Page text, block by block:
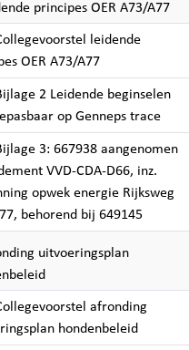
principes OER A73/A77
leidende
OER A73/A77
2 Leidende beginselen
op Genneps trace
3: 667938 aangenomen
VVD-CDA-D66, inz.
opwek energie Rijksweg
behorend bij 649145
uitvoeringsplan
afronding
hondenbeleid